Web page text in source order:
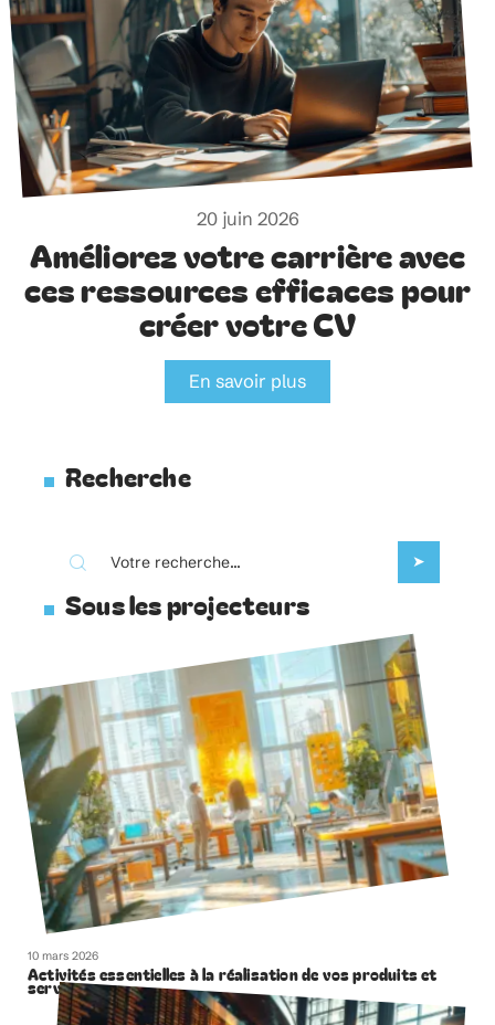
20 juin 2026
Améliorez votre carrière avec
ces ressources efficaces pour
créer votre CV
En savoir plus
Recherche
Sous les projecteurs
10 mars 2026
Activités essentielles à la réalisation de vos produits et
services